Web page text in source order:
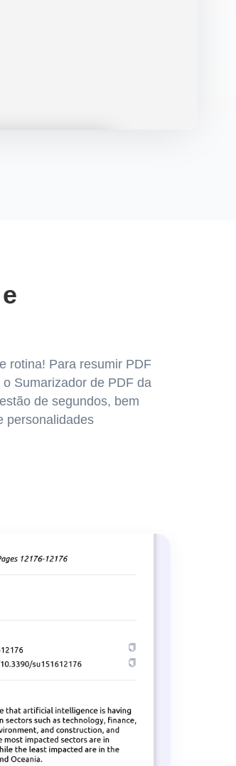
rotina! Para resumir PDF
Sumarizador de PDF da
de segundos, bem
personalidades